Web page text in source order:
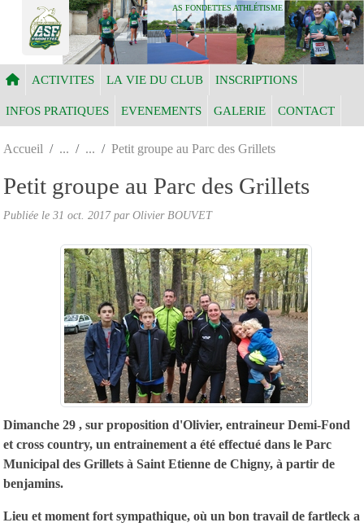
AS FONDETTES ATHLÉTISME
ACTIVITES LA VIE DU CLUB INSCRIPTIONS
INFOS PRATIQUES EVENEMENTS GALERIE CONTACT
Accueil Petit groupe au Parc des Grillets
Petit groupe au Parc des Grillets
Publiée le 31 oct. 2017par Olivier BOUVET
Dimanche 29 , sur proposition d'Olivier, entraineur Demi-Fond
et cross country, un entrainement a été effectué dans le Parc
Municipal des Grillets à Saint Etienne de Chigny, à partir de
benjamins.
Lieu et moment fort sympathique, où un bon travail de fartleck a
Panneau de gestion des cookies